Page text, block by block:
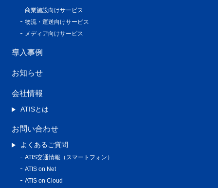
商業施設向けサービス
物流・運送向けサービス
メディア向けサービス
導入事例
お知らせ
会社情報
ATISとは
お問い合わせ
よくあるご質問
ATIS交通情報（スマートフォン）
ATIS on Net
ATIS on Cloud